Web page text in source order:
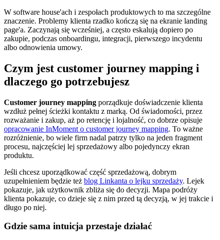
W software house'ach i zespołach produktowych to ma szczególne
znaczenie. Problemy klienta rzadko kończą się na ekranie landing
page'a. Zaczynają się wcześniej, a często eskalują dopiero po
zakupie, podczas onboardingu, integracji, pierwszego incydentu
albo odnowienia umowy.
Czym jest customer journey mapping i
dlaczego go potrzebujesz
Customer journey mapping porządkuje doświadczenie klienta
wzdłuż pełnej ścieżki kontaktu z marką. Od świadomości, przez
rozważanie i zakup, aż po retencję i lojalność, co dobrze opisuje
opracowanie InMoment o customer journey mapping. To ważne
rozróżnienie, bo wiele firm nadal patrzy tylko na jeden fragment
procesu, najczęściej lej sprzedażowy albo pojedynczy ekran
produktu.
Jeśli chcesz uporządkować część sprzedażową, dobrym
uzupełnieniem będzie też blog Linkanta o lejku sprzedaży. Lejek
pokazuje, jak użytkownik zbliża się do decyzji. Mapa podróży
klienta pokazuje, co dzieje się z nim przed tą decyzją, w jej trakcie i
długo po niej.
Gdzie sama intuicja przestaje działać